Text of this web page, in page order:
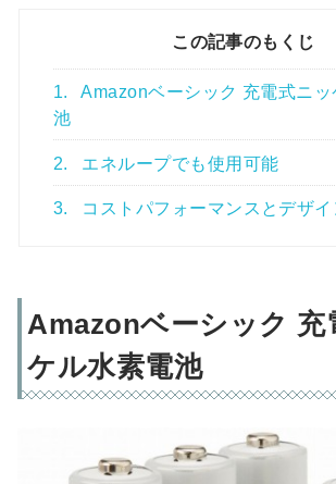
この記事のもくじ
1.
Amazonベーシック 充電式ニッ
池
2. エネループでも使用可能
3. コストパフォーマンスとデザ
Amazonベーシック 充
ケル水素電池